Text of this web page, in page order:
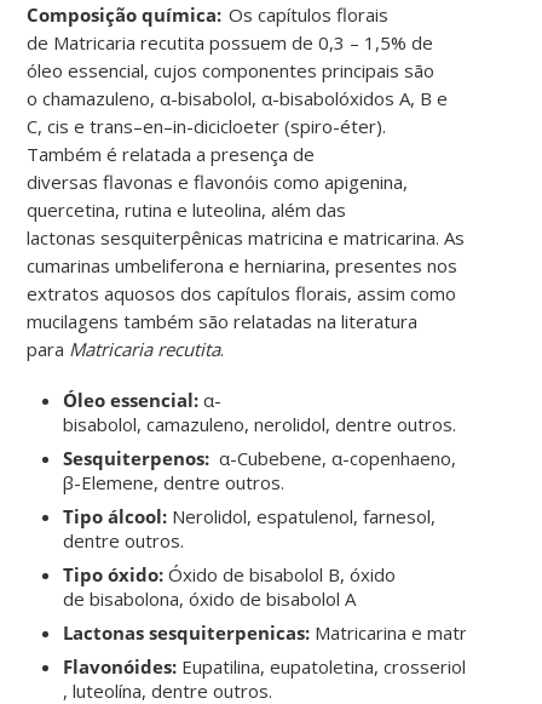
Composição química: Os capítulos florais
de Matricaria recutita possuem de 0,3 – 1,5% de
óleo essencial, cujos componentes principais são
ochamazuleno, α-bisabolol, α-bisabolóxidos A, B e
C,cis etrans–en–in-dicicloeter (spiro-éter).
Também é relatada a presença de
diversasflavonas eflavonóis comoapigenina,
quercetina, rutina e luteolina, além das
lactonassesquiterpênicas matricina ematricarina. As
cumarinasumbeliferona eherniarina, presentes nos
extratos aquosos dos capítulos florais, assim como
mucilagens também são relatadas na literatura
para Matricaria recutita.
Óleo essencial: α-
bisabolol,camazuleno,nerolidol, dentre outros.
Sesquiterpenos: α-Cubebene, α-copenhaeno,
β-Elemene, dentre outros.
Tipo álcool: Nerolidol,espatulenol,farnesol,
dentre outros.
Tipo óxido: Óxido debisabolol B, óxido
debisabolona, óxido debisabolol A
Lactonassesquiterpenicas: Matricarina ematricína
Flavonóides: Eupatilina,eupatoletina,crosseriol
, luteolína, dentre outros.